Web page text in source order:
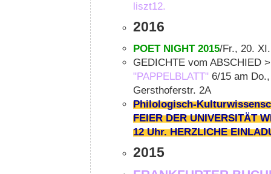
liszt12.
2016
POET NIGHT 2015/Fr., 20.
GEDICHTE vom ABSCHIED
"PAPPELBLATT" 6/15 am
Gersthoferstr. 2A
Philologisch-
FEIER DER UNIVERSITÄT
12 Uhr. HERZLICHE
2015